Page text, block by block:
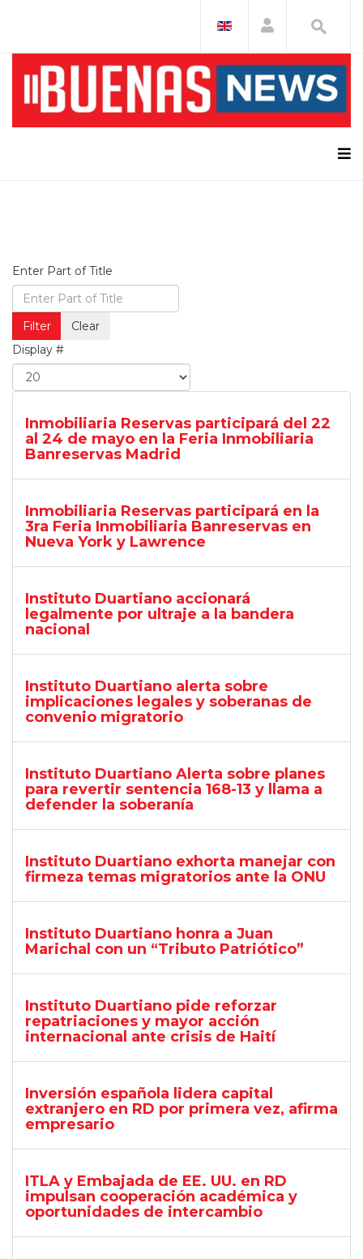
Enter Part of Title
Filter
Clear
Display #
Inmobiliaria Reservas participará del 22
al 24 de mayo en la Feria Inmobiliaria
Banreservas Madrid
Inmobiliaria Reservas participará en la
3ra Feria Inmobiliaria Banreservas en
Nueva York y Lawrence
Instituto Duartiano accionará
legalmente por ultraje a la bandera
nacional
Instituto Duartiano alerta sobre
implicaciones legales y soberanas de
convenio migratorio
Instituto Duartiano Alerta sobre planes
para revertir sentencia 168-13 y llama a
defender la soberanía
Instituto Duartiano exhorta manejar con
firmeza temas migratorios ante la ONU
Instituto Duartiano honra a Juan
Marichal con un “Tributo Patriótico”
Instituto Duartiano pide reforzar
repatriaciones y mayor acción
internacional ante crisis de Haití
Inversión española lidera capital
extranjero en RD por primera vez, afirma
empresario
ITLA y Embajada de EE. UU. en RD
impulsan cooperación académica y
oportunidades de intercambio